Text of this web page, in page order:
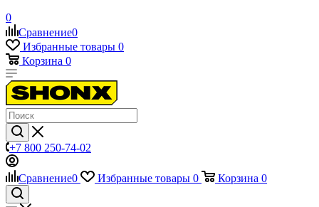
0
Сравнение0
Избранные товары 0
Корзина 0
+7 800 250-74-02
Сравнение0 Избранные товары 0 Корзина 0